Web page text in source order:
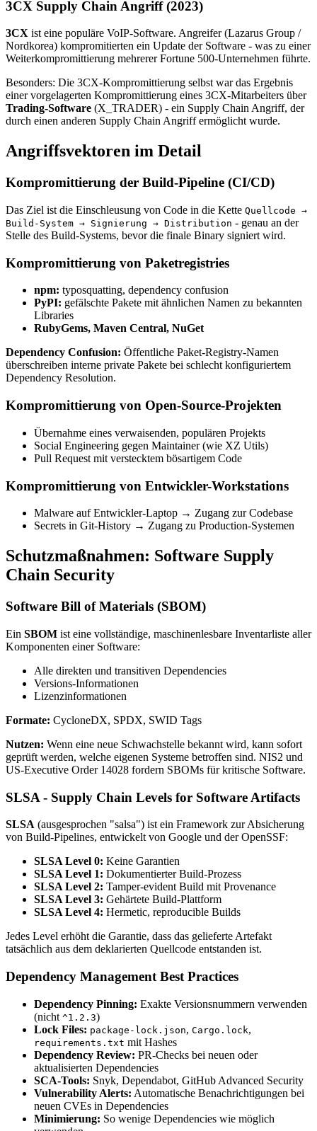
3CX Supply Chain Angriff (2023)
3CX ist eine populäre VoIP-Software. Angreifer (Lazarus Group /
Nordkorea) kompromitierten ein Update der Software - was zu einer
Weiterkompromittierung mehrerer Fortune 500-Unternehmen führte.
Besonders: Die 3CX-Kompromittierung selbst war das Ergebnis
einer vorgelagerten Kompromittierung eines 3CX-Mitarbeiters über
Trading-Software (X_TRADER) - ein Supply Chain Angriff, der
durch einen anderen Supply Chain Angriff ermöglicht wurde.
Angriffsvektoren im Detail
Kompromittierung der Build-Pipeline (CI/CD)
Das Ziel ist die Einschleusung von Code in die Kette Quellcode →
Build-System → Signierung → Distribution - genau an der
Stelle des Build-Systems, bevor die finale Binary signiert wird.
Kompromittierung von Paketregistries
npm: typosquatting, dependency confusion
PyPI: gefälschte Pakete mit ähnlichen Namen zu bekannten
Libraries
RubyGems, Maven Central, NuGet
Dependency Confusion: Öffentliche Paket-Registry-Namen
überschreiben interne private Pakete bei schlecht konfiguriertem
Dependency Resolution.
Kompromittierung von Open-Source-Projekten
Übernahme eines verwaisenden, populären Projekts
Social Engineering gegen Maintainer (wie XZ Utils)
Pull Request mit verstecktem bösartigem Code
Kompromittierung von Entwickler-Workstations
Malware auf Entwickler-Laptop → Zugang zur Codebase
Secrets in Git-History → Zugang zu Production-Systemen
Schutzmaßnahmen: Software Supply
Chain Security
Software Bill of Materials (SBOM)
Ein SBOM ist eine vollständige, maschinenlesbare Inventarliste aller
Komponenten einer Software:
Alle direkten und transitiven Dependencies
Versions-Informationen
Lizenzinformationen
Formate: CycloneDX, SPDX, SWID Tags
Nutzen: Wenn eine neue Schwachstelle bekannt wird, kann sofort
geprüft werden, welche eigenen Systeme betroffen sind. NIS2 und
US-Executive Order 14028 fordern SBOMs für kritische Software.
SLSA - Supply Chain Levels for Software Artifacts
SLSA (ausgesprochen "salsa") ist ein Framework zur Absicherung
von Build-Pipelines, entwickelt von Google und der OpenSSF:
SLSA Level 0: Keine Garantien
SLSA Level 1: Dokumentierter Build-Prozess
SLSA Level 2: Tamper-evident Build mit Provenance
SLSA Level 3: Gehärtete Build-Plattform
SLSA Level 4: Hermetic, reproducible Builds
Jedes Level erhöht die Garantie, dass das gelieferte Artefakt
tatsächlich aus dem deklarierten Quellcode entstanden ist.
Dependency Management Best Practices
Dependency Pinning: Exakte Versionsnummern verwenden
(nicht ^1.2.3)
Lock Files: package-lock.json, Cargo.lock,
requirements.txt mit Hashes
Dependency Review: PR-Checks bei neuen oder
aktualisierten Dependencies
SCA-Tools: Snyk, Dependabot, GitHub Advanced Security
Vulnerability Alerts: Automatische Benachrichtigungen bei
neuen CVEs in Dependencies
Minimierung: So wenige Dependencies wie möglich